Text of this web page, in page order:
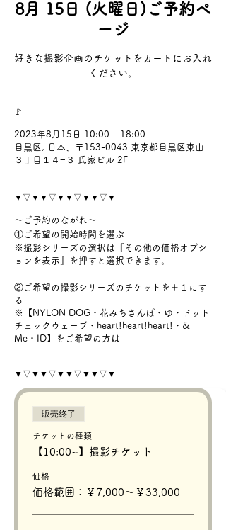
8月 15日 (火曜日)ご予約ペ
ージ
好きな撮影企画のチケットをカートにお入れ
ください。
🚩
2023年8月15日 10:00 – 18:00
目黒区, 日本、〒153-0043 東京都目黒区東山
３丁目１４−３ 氏家ビル 2F
▼▽▼▼▽▼▼▽▼▼▽▼
〜ご予約のながれ〜
①ご希望の開始時間を選ぶ
※撮影シリーズの選択は『その他の価格オプシ
ョンを表示』を押すと選択できます。
②ご希望の撮影シリーズのチケットを＋１にす
る
※【NYLON DOG・花みちさんぽ・ゆ・ドット
チェックウェーブ・heart!heart!heart!・&
Me・ID】をご希望の方は
→スクロールし【確定】をタップ、ご予約に進
んでいただきます。🐶📷
枠連続でご予約をお願いします。2枠連続です
とお友達と一緒に楽しめます＾＾
〜ご注意〜
システムの都合上、チケットをカートに入れた
▼▽▼▼▽▼▼▽▼▼▽▼
販売終了
チケットの種類
【10:00~】撮影チケット
価格
価格範囲：￥7,000〜￥33,000